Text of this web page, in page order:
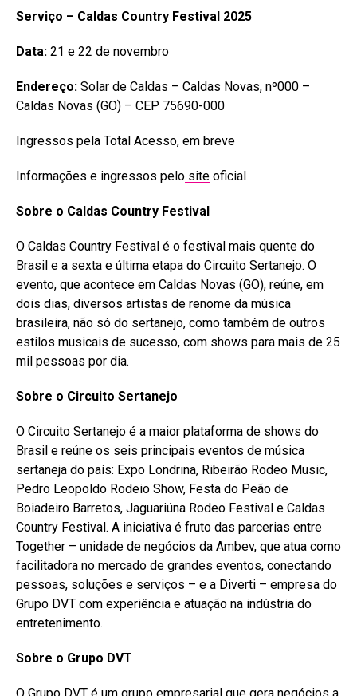
Serviço – Caldas Country Festival 2025
Data: 21 e 22 de novembro
Endereço: Solar de Caldas – Caldas Novas, nº000 –
Caldas Novas (GO) – CEP 75690-000
Ingressos pela Total Acesso, em breve
Informações e ingressos pelo site oficial
Sobre o Caldas Country Festival
O Caldas Country Festival é o festival mais quente do
Brasil e a sexta e última etapa do Circuito Sertanejo. O
evento, que acontece em Caldas Novas (GO), reúne, em
dois dias, diversos artistas de renome da música
brasileira, não só do sertanejo, como também de outros
estilos musicais de sucesso, com shows para mais de 25
mil pessoas por dia.
Sobre o Circuito Sertanejo
O Circuito Sertanejo é a maior plataforma de shows do
Brasil e reúne os seis principais eventos de música
sertaneja do país: Expo Londrina, Ribeirão Rodeo Music,
Pedro Leopoldo Rodeio Show, Festa do Peão de
Boiadeiro Barretos, Jaguariúna Rodeo Festival e Caldas
Country Festival. A iniciativa é fruto das parcerias entre
Together – unidade de negócios da Ambev, que atua como
facilitadora no mercado de grandes eventos, conectando
pessoas, soluções e serviços – e a Diverti – empresa do
Grupo DVT com experiência e atuação na indústria do
entretenimento.
Sobre o Grupo DVT